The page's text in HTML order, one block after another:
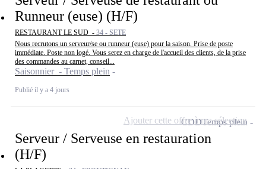
Runneur (euse) (H/F)
RESTAURANT LE SUD - 34 - SETE
Nous recrutons un serveur/se ou runneur (euse) pour la saison. Prise de poste
immédiate. Poste non logé. Vous serez en charge de l'accueil des clients, de la prise
des commandes au carnet, conseil...
Saisonnier - Temps plein
Publié il y a 4 jours
Serveur / Serveuse en restauration
(H/F)
CDDTemps plein
Ajouter cette offre à ma sélection